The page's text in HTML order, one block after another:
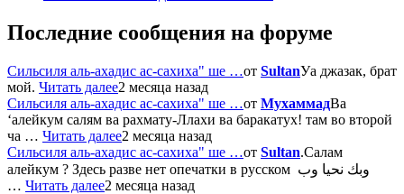
Последние сообщения на форуме
Сильсиля аль-ахадис ас-сахиха" ше …от SultanУа джазак, брат
мой. Читать далее2 месяца назад
Сильсиля аль-ахадис ас-сахиха" ше …от МухаммадВа
‘алейкум салям ва рахмату-Ллахи ва баракатух! там во второй
ча … Читать далее2 месяца назад
Сильсиля аль-ахадис ас-сахиха" ше …от Sultan.Салам
алейкум ? Здесь разве нет опечатки в русском وبك نحيا وب
… Читать далее2 месяца назад